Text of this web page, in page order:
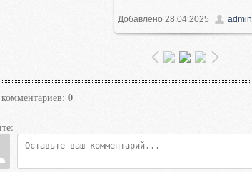
1000x750/ 145.5Kb
Добавлено 28.04.2025 admin
: 0